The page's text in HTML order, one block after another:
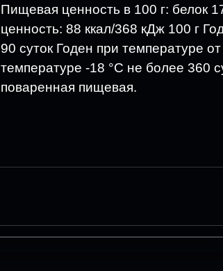
Пищевая ценность в 100 г: белок
ценность: 88 ккал/368 кДж 100 г
90 суток Годен при температуре
температуре -18 °С не более 360
поваренная пищевая.